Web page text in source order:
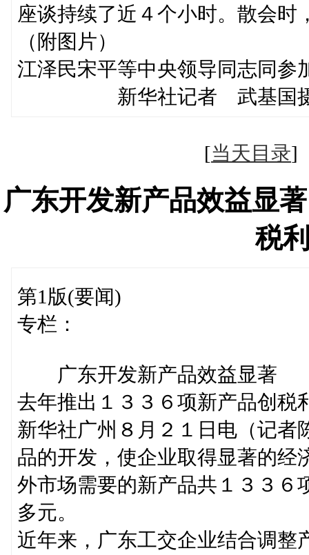
座谈持续了近４个小时。散会
（附图片）
江泽民宋平等中央领导同志同参
新华社记者 武基国
[当天目录
广东开发新产品效益显
税
第1版(要闻)
专栏：
广东开发新产品效益显著
去年推出１３３６项新产品创税
新华社广州８月２１日电（记者
品的开发，使企业取得显著的经
外市场需要的新产品共１３３６
多元。
近年来，广东工交企业结合调整